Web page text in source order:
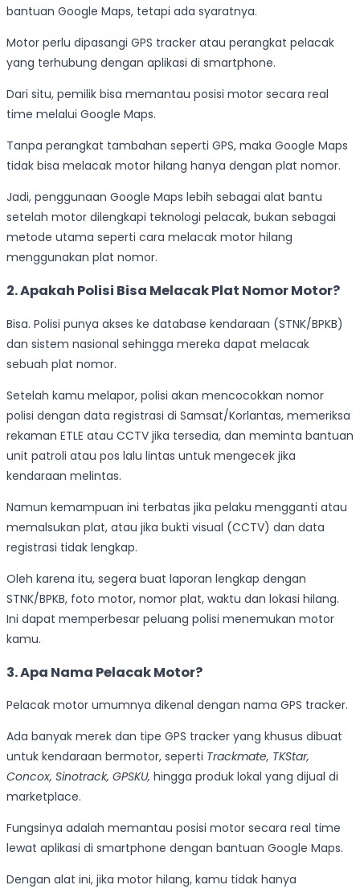
bantuan Google Maps, tetapi ada syaratnya.
Motor perlu dipasangi GPS tracker atau perangkat pelacak
yang terhubung dengan aplikasi di smartphone.
Dari situ, pemilik bisa memantau posisi motor secara real
time melalui Google Maps.
Tanpa perangkat tambahan seperti GPS, maka Google Maps
tidak bisa melacak motor hilang hanya dengan plat nomor.
Jadi, penggunaan Google Maps lebih sebagai alat bantu
setelah motor dilengkapi teknologi pelacak, bukan sebagai
metode utama seperti cara melacak motor hilang
menggunakan plat nomor.
2. Apakah Polisi Bisa Melacak Plat Nomor Motor?
Bisa. Polisi punya akses ke database kendaraan (STNK/BPKB)
dan sistem nasional sehingga mereka dapat melacak
sebuah plat nomor.
Setelah kamu melapor, polisi akan mencocokkan nomor
polisi dengan data registrasi di Samsat/Korlantas, memeriksa
rekaman ETLE atau CCTV jika tersedia, dan meminta bantuan
unit patroli atau pos lalu lintas untuk mengecek jika
kendaraan melintas.
Namun kemampuan ini terbatas jika pelaku mengganti atau
memalsukan plat, atau jika bukti visual (CCTV) dan data
registrasi tidak lengkap.
Oleh karena itu, segera buat laporan lengkap dengan
STNK/BPKB, foto motor, nomor plat, waktu dan lokasi hilang.
Ini dapat memperbesar peluang polisi menemukan motor
kamu.
3. Apa Nama Pelacak Motor?
Pelacak motor umumnya dikenal dengan nama GPS tracker.
Ada banyak merek dan tipe GPS tracker yang khusus dibuat
untuk kendaraan bermotor, seperti Trackmate, TKStar,
Concox, Sinotrack, GPSKU, hingga produk lokal yang dijual di
marketplace.
Fungsinya adalah memantau posisi motor secara real time
lewat aplikasi di smartphone dengan bantuan Google Maps.
Dengan alat ini, jika motor hilang, kamu tidak hanya